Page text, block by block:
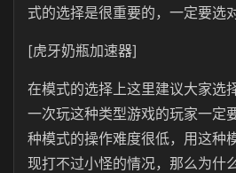
式的选择是很重要的，一定要选对
[虎牙奶瓶加速器]
在模式的选择上这里建议大家选
一次玩这种类型游戏的玩家一定
种模式的操作难度很低，用这种
现打不过小怪的情况，那么为什